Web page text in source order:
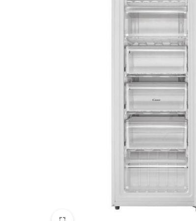
SKAISTUMAM UN VESELĪBAI
DATORTEHNIKA, PRECES
SPORTAM UN ATPŪTAI
MĀJĀM UN DĀRZAM